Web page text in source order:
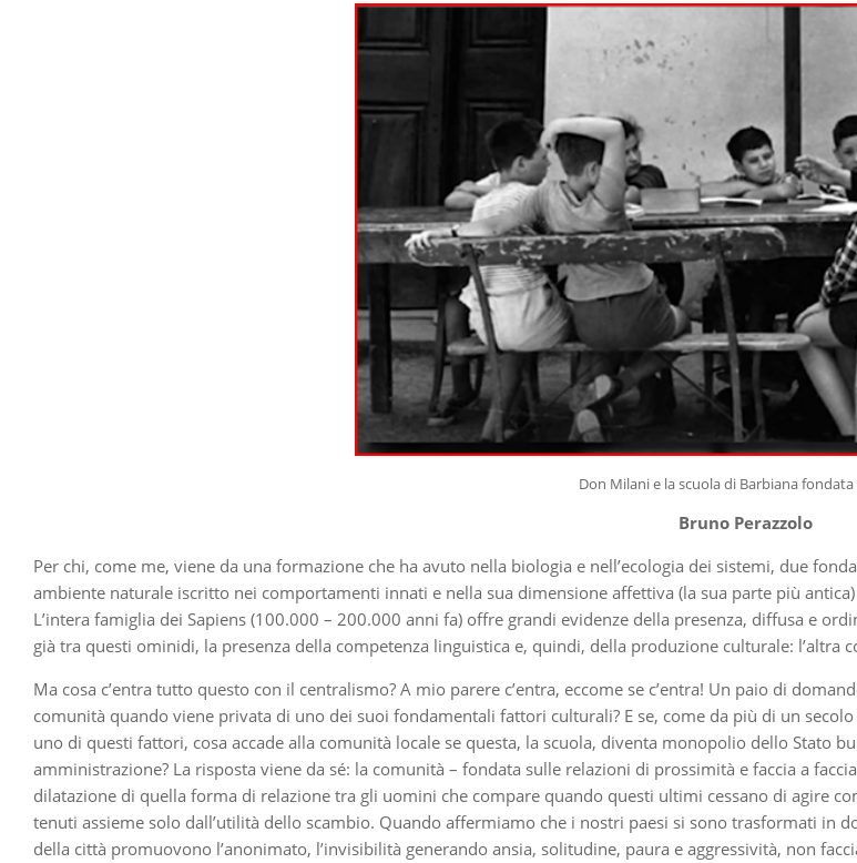
Don Milani e la scuola di Barbiana fondata
Bruno Perazzolo
Per chi, come me, viene da una formazione che ha avuto nella biologia e nell’ecologia dei sistemi, due
ambiente naturale iscritto nei comportamenti innati e nella sua dimensione affettiva (la sua parte più
L’intera famiglia dei Sapiens (100.000 – 200.000 anni fa) offre grandi evidenze della presenza, diffusa e
già tra questi ominidi, la presenza della competenza linguistica e, quindi, della produzione culturale: l’altra
Ma cosa c’entra tutto questo con il centralismo? A mio parere c’entra, eccome se c’entra! Un paio di
comunità quando viene privata di uno dei suoi fondamentali fattori culturali? E se, come da più di un
uno di questi fattori, cosa accade alla comunità locale se questa, la scuola, diventa monopolio dello Stato
amministrazione? La risposta viene da sé: la comunità – fondata sulle relazioni di prossimità e faccia a
dilatazione di quella forma di relazione tra gli uomini che compare quando questi ultimi cessano di agire
tenuti assieme solo dall’utilità dello scambio. Quando affermiamo che i nostri paesi si sono trasformati in
della città promuovono l’anonimato, l’invisibilità generando ansia, solitudine, paura e aggressività, non